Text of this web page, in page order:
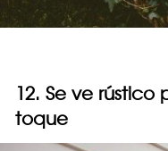
12. Se ve rústico
toque